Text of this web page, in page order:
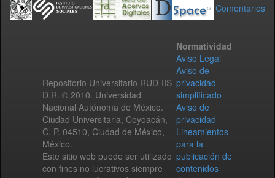
Comentarios
Repositorio Universitario RUD-IIS
D.R. © 2010. Universidad
Nacional Autónoma de México.
Ciudad Universitaria, Coyoacán,
C. P. 04510, Ciudad de México,
México.
Este sitio web puede ser utilizado
con fines no lucrativos siempre
Normatividad
Aviso Legal
Aviso de
privacidad
simplificado
Aviso de
privacidad
Lineamientos
para la
publicación de
contenidos